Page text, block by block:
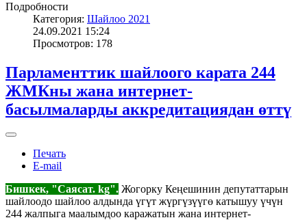
Подробности
Категория: Шайлоо 2021
24.09.2021 15:24
Просмотров: 178
Парламенттик шайлоого карата 244
ЖМКны жана интернет-
басылмаларды аккредитациядан өттү
Печать
E-mail
Бишкек, "Саясат. kg". Жогорку Кеңешинин депутаттарын
шайлоодо шайлоо алдында үгүт жүргүзүүгө катышуу үчүн
244 жалпыга маалымдоо каражатын жана интернет-